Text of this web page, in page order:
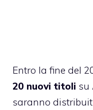
Entro la fine del
20 nuovi titoli su
saranno